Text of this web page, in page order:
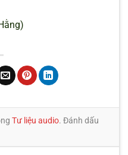
Tư liệu audio. Đánh dấu